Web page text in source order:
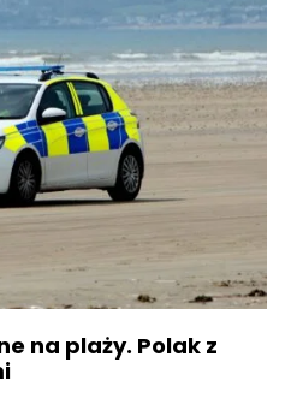
na plaży. Polak z